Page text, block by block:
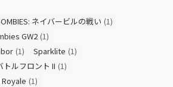
ネイバービルの戦い (1)
GW2 (1)
(1) Sparklite (1)
トルフロント II (1)
(1)